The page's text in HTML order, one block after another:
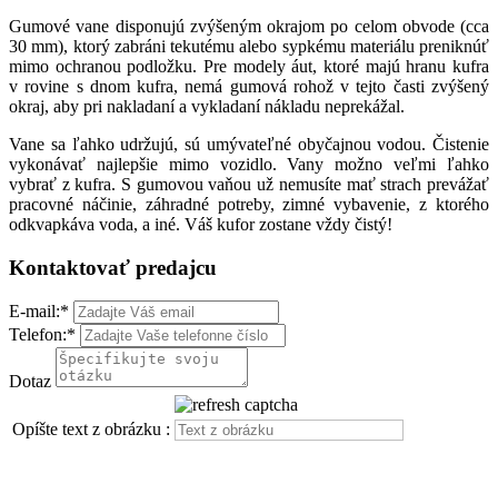
Gumové vane disponujú zvýšeným okrajom po celom obvode (cca
30 mm), ktorý zabráni tekutému alebo sypkému materiálu preniknúť
mimo ochranou podložku. Pre modely áut, ktoré majú hranu kufra
v rovine s dnom kufra, nemá gumová rohož v tejto časti zvýšený
okraj, aby pri nakladaní a vykladaní nákladu neprekážal.
Vane sa ľahko udržujú, sú umývateľné obyčajnou vodou. Čistenie
vykonávať najlepšie mimo vozidlo. Vany možno veľmi ľahko
vybrať z kufra. S gumovou vaňou už nemusíte mať strach prevážať
pracovné náčinie, záhradné potreby, zimné vybavenie, z ktorého
odkvapkáva voda, a iné. Váš kufor zostane vždy čistý!
Kontaktovať predajcu
E-mail:*
Telefon:*
Dotaz
Opíšte text z obrázku :